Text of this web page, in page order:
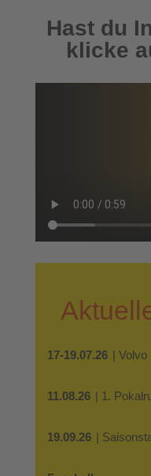
Hast du
klicke
17-19.07.26 | Volvo
11.08.26 | 1.
19.09.26 |